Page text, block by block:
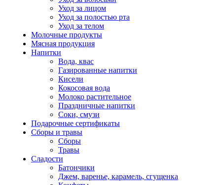
Уход за лицом
Уход за полостью рта
Уход за телом
Молочные продукты
Мясная продукция
Напитки
Вода, квас
Газированные напитки
Кисели
Кокосовая вода
Молоко растительное
Праздничные напитки
Соки, смузи
Подарочные сертификаты
Сборы и травы
Сборы
Травы
Сладости
Батончики
Джем, варенье, карамель, сгущенка